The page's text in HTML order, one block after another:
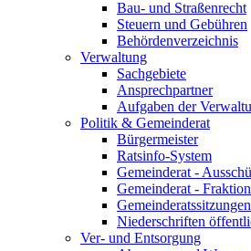
Bau- und Straßenrecht
Steuern und Gebühren
Behördenverzeichnis
Verwaltung
Sachgebiete
Ansprechpartner
Aufgaben der
Politik & Gemeinderat
Bürgermeister
Ratsinfo-System
Gemeinderat -
Gemeinderat -
Gemeinderatssitzungen
Niederschriften
Ver- und Entsorgung